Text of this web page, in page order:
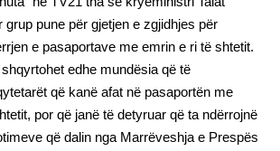
grup pune për gjetjen e zgjidhjes për
e pasaportave me emrin e ri të shtetit.
edhe mundësia që të
që kanë afat në pasaportën me
por që janë të detyruar që ta ndërrojnë
që dalin nga Marrëveshja e Prespës